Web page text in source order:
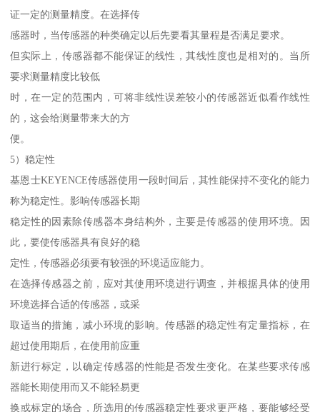
证一定的测量精度。在选择传
感器时，当传感器的种类确定以后先要看其量程是否满足要求。
但实际上，传感器都不能保证的线性，其线性度也是相对的。当所
要求测量精度比较低
时，在一定的范围内，可将非线性误差较小的传感器近似看作线性
的，这会给测量带来大的方
便。
5）稳定性
基恩士KEYENCE传感器使用一段时间后，其性能保持不变化的能力
称为稳定性。影响传感器长期
稳定性的因素除传感器本身结构外，主要是传感器的使用环境。因
此，要使传感器具有良好的稳
定性，传感器必须要有较强的环境适应能力。
在选择传感器之前，应对其使用环境进行调查，并根据具体的使用
环境选择合适的传感器，或采
取适当的措施，减小环境的影响。传感器的稳定性有定量指标，在
超过使用期后，在使用前应重
新进行标定，以确定传感器的性能是否发生变化。在某些要求传感
器能长期使用而又不能轻易更
换或标定的场合，所选用的传感器稳定性要求更严格，要能够经受